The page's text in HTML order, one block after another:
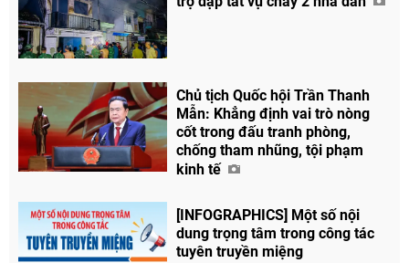
Chủ tịch Quốc hội Trần Thanh
Mẫn: Khẳng định vai trò nòng
cốt trong đấu tranh phòng,
chống tham nhũng, tội phạm
kinh tế
[INFOGRAPHICS] Một số nội
dung trọng tâm trong công tác
tuyên truyền miệng